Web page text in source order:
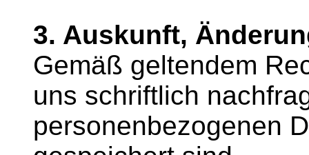
3. Auskunft,
Gemäß geltendem
uns schriftlich
personenbezogenen